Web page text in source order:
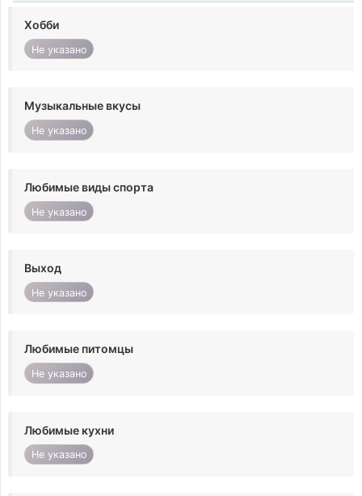
Хобби
Не указано
Музыкальные вкусы
Не указано
Любимые виды спорта
Не указано
Выход
Не указано
Любимые питомцы
Не указано
Любимые кухни
Не указано